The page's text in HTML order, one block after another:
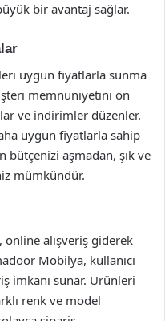
bir avantaj sağlar.
uygun fiyatlarla sunma
memnuniyetini ön
ve indirimler düzenler.
uygun fiyatlarla sahip
aşmadan, şık ve
mümkündür.
alışveriş giderek
Mobilya, kullanıcı
imkanı sunar. Ürünleri
renk ve model